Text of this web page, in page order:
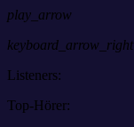
play_arrow
keyboard_arrow_right
Listeners:
Top-Hörer: